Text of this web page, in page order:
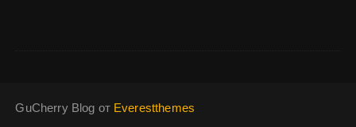
GuCherry Blog от Everestthemes